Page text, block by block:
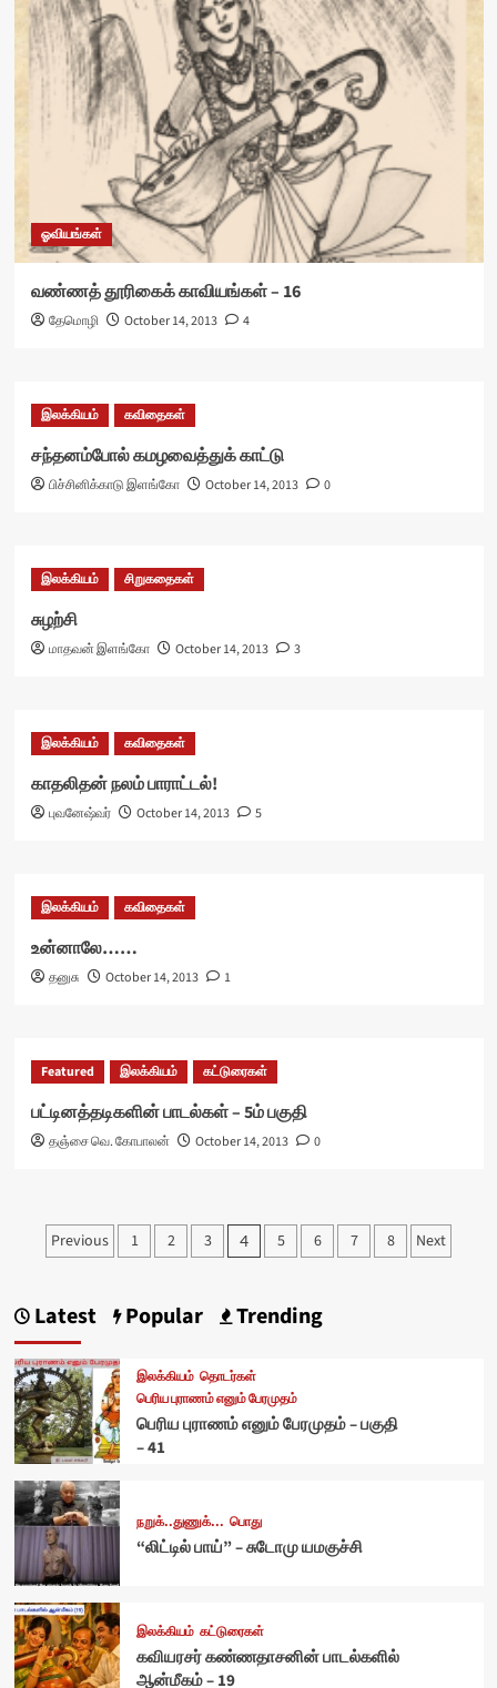
ஓவியங்கள்
வண்ணத் தூரிகைக் காவியங்கள் – 16
தேமொழி October 14, 2013 4
இலக்கியம் கவிதைகள்
சந்தனம்போல் கமழவைத்துக் காட்டு
பிச்சினிக்காடு இளங்கோ October 14, 2013 0
இலக்கியம் சிறுகதைகள்
சுழற்சி
மாதவன் இளங்கோ October 14, 2013 3
இலக்கியம் கவிதைகள்
காதலிதன் நலம் பாராட்டல்!
புவனேஷ்வர் October 14, 2013 5
இலக்கியம் கவிதைகள்
உன்னாலே……
தனுசு October 14, 2013 1
Featured இலக்கியம் கட்டுரைகள்
பட்டினத்தடிகளின் பாடல்கள் – 5ம் பகுதி
தஞ்சை வெ. கோபாலன் October 14, 2013 0
Posts
Previous 1 2 3 4 5 6 7 8 Next
Latest Popular Trending
இலக்கியம் தொடர்கள்
பெரிய புராணம் எனும் பேரமுதம்
பெரிய புராணம் எனும் பேரமுதம் – பகுதி
– 41
நறுக்..துணுக்... பொது
“லிட்டில் பாய்” – சுடோமு யமகுச்சி
இலக்கியம் கட்டுரைகள்
கவியரசர் கண்ணதாசனின் பாடல்களில்
ஆன்மீகம் – 19